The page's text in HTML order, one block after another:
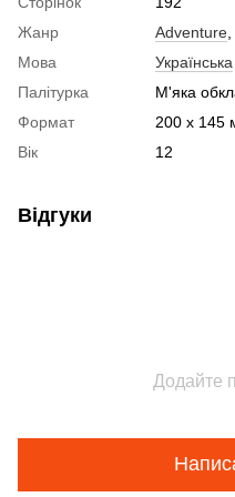
Жанр
Adventure
Мова
Українська
Палітурка
М'яка
Формат
200 x 145
Вік
12
Відгуки
Додайте